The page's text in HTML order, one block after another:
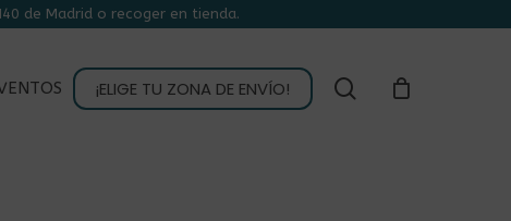
de Madrid o recoger en tienda.
¡ELIGE TU ZONA DE ENVÍO! buscar